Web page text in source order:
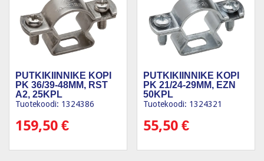
PUTKIKIINNIKE KOPI
PK 36/39-48MM, RST
A2, 25KPL
Tuotekoodi: 1324386
159,50 €
PUTKIKIINNIKE KOPI
PK 21/24-29MM, EZN
50KPL
Tuotekoodi: 1324321
55,50€